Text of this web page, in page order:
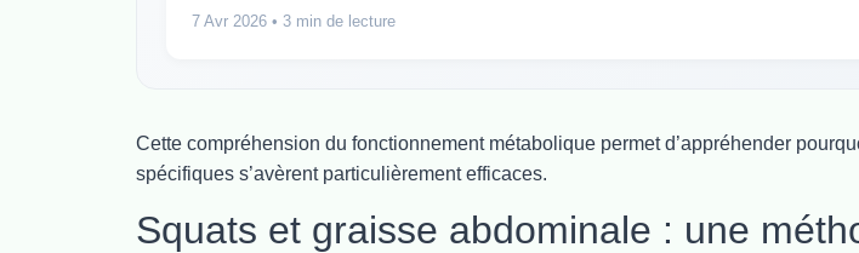
7 Avr 2026 • 3 min de lecture
Cette compréhension du fonctionnement métabolique permet d’appréhender
spécifiques s’avèrent particulièrement efficaces.
Squats et graisse abdominale : une